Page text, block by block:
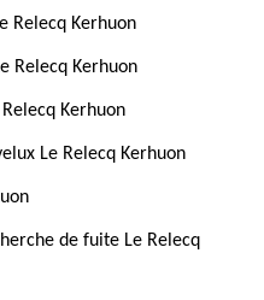
Relecq Kerhuon
Relecq Kerhuon
Kerhuon
Le Relecq Kerhuon
de fuite Le Relecq